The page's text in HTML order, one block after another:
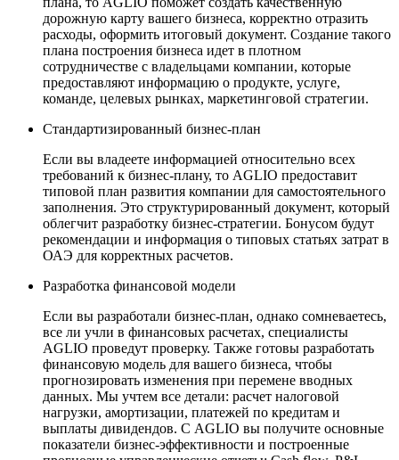
дорожную карту вашего бизнеса, корректно отразить
расходы, оформить итоговый документ. Создание такого
плана построения бизнеса идет в плотном
сотрудничестве с владельцами компании, которые
предоставляют информацию о продукте, услуге,
команде, целевых рынках, маркетинговой стратегии.
Стандартизированный бизнес-план
Если вы владеете информацией относительно всех
требований к бизнес-плану, то AGLIO предоставит
типовой план развития компании для самостоятельного
заполнения. Это структурированный документ, который
облегчит разработку бизнес-стратегии. Бонусом будут
рекомендации и информация о типовых статьях затрат в
ОАЭ для корректных расчетов.
Разработка финансовой модели
Если вы разработали бизнес-план, однако сомневаетесь,
все ли учли в финансовых расчетах, специалисты
AGLIO проведут проверку. Также готовы разработать
финансовую модель для вашего бизнеса, чтобы
прогнозировать изменения при перемене вводных
данных. Мы учтем все детали: расчет налоговой
нагрузки, амортизации, платежей по кредитам и
выплаты дивидендов. С AGLIO вы получите основные
показатели бизнес-эффективности и построенные